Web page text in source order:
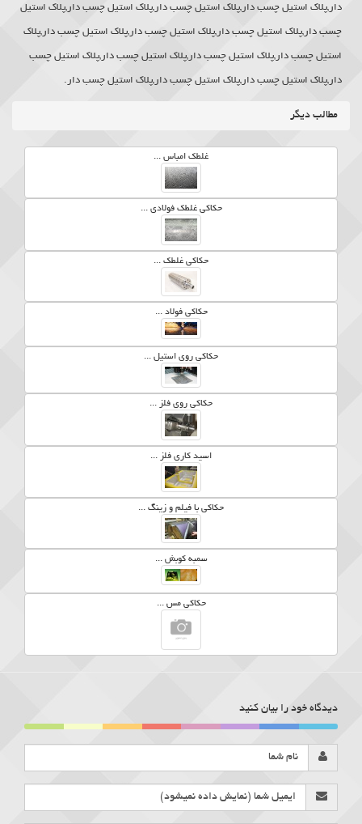
دار,پلاک استیل چسب دار,پلاک استیل چسب دار,پلاک استیل چسب دار,پلاک استیل
چسب دار,پلاک استیل چسب دار,پلاک استیل چسب دار,پلاک استیل چسب دار,پلاک
استیل چسب دار,پلاک استیل چسب دار,پلاک استیل چسب دار,پلاک استیل چسب
دار,پلاک استیل چسب دار,پلاک استیل چسب دار,پلاک استیل چسب دار.
مطالب دیگر
غلطک امباس ...
حکاکی غلطک فولادی ...
حکاکی غلطک ...
حکاکی فولاد ...
حکاکی روی استیل ...
حکاکی روی فلز ...
اسید کاری فلز ...
حکاکی با فیلم و زینگ ...
سمبه کوبش ...
حکاکی مس ...
دیدگاه خود را بیان کنید